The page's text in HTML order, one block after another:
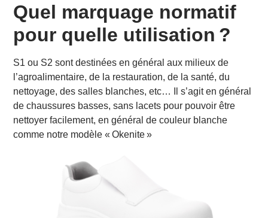
Quel marquage normatif
pour quelle utilisation ?
S1 ou S2 sont destinées en général aux milieux de
l’agroalimentaire, de la restauration, de la santé, du
nettoyage, des salles blanches, etc… Il s’agit en général
de chaussures basses, sans lacets pour pouvoir être
nettoyer facilement, en général de couleur blanche
comme notre modèle « Okenite »